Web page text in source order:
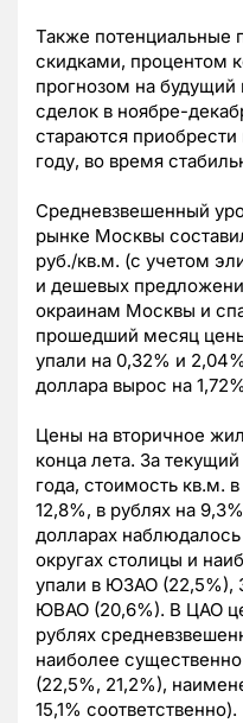
Также потенциальные
скидками, процентом
прогнозом на будущий
сделок в ноябре-
стараются
году, во время
Средневзвешенный
рынке Москвы
руб./кв.м. (с учетом
и дешевых
окраинам Москвы и
прошедший месяц
упали на 0,32% и
доллара вырос на
Цены на вторичное
конца лета. За
года, стоимость кв.м.
12,8%, в рублях на
долларах
округах столицы и
упали в ЮЗАО (22,5%),
ЮВАО (20,6%). В ЦАО
рублях
наиболее
(22,5%, 21,2%),
15,1% соответственно).